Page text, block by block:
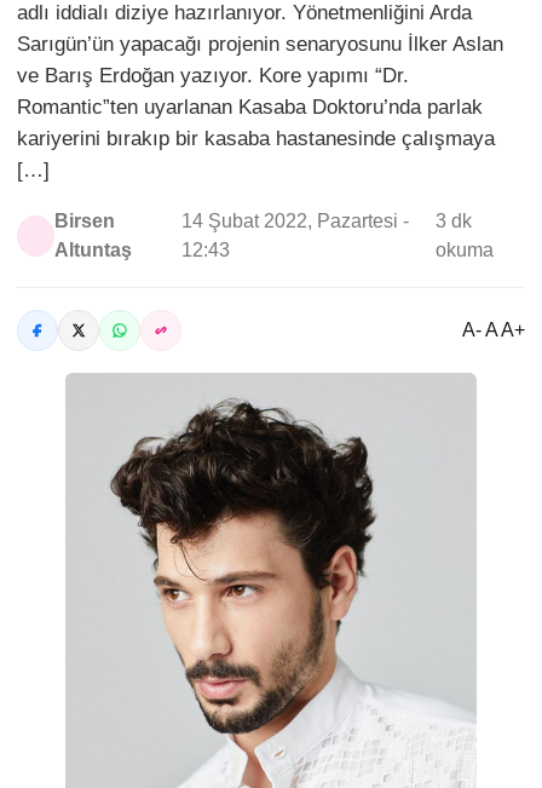
adlı iddialı diziye hazırlanıyor. Yönetmenliğini Arda
Sarıgün’ün yapacağı projenin senaryosunu İlker Aslan
ve Barış Erdoğan yazıyor. Kore yapımı “Dr.
Romantic”ten uyarlanan Kasaba Doktoru’nda parlak
kariyerini bırakıp bir kasaba hastanesinde çalışmaya
[…]
Birsen
Altuntaş
14 Şubat 2022, Pazartesi -
12:43
3 dk
okuma
A- A A+